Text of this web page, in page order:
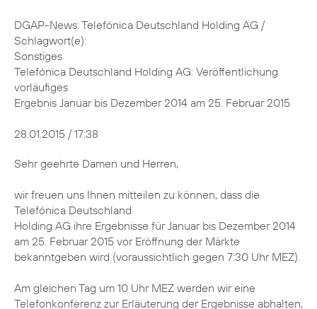
DGAP-News: Telefónica Deutschland Holding AG /
Schlagwort(e):
Sonstiges
Telefónica Deutschland Holding AG: Veröffentlichung
vorläufiges
Ergebnis Januar bis Dezember 2014 am 25. Februar 2015
28.01.2015 / 17:38
Sehr geehrte Damen und Herren,
wir freuen uns Ihnen mitteilen zu können, dass die
Telefónica Deutschland
Holding AG ihre Ergebnisse für Januar bis Dezember 2014
am 25. Februar 2015 vor Eröffnung der Märkte
bekanntgeben wird (voraussichtlich gegen 7:30 Uhr MEZ).
Am gleichen Tag um 10 Uhr MEZ werden wir eine
Telefonkonferenz zur Erläuterung der Ergebnisse abhalten,